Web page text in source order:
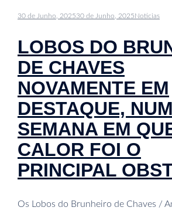
30 de Junho, 202530 de Junho, 2025Noticias
LOBOS DO
DE CHAVES
NOVAMENTE EM
DESTAQUE,
SEMANA EM
CALOR FOI O
PRINCIPAL
Os Lobos do Brunheiro de Chaves /